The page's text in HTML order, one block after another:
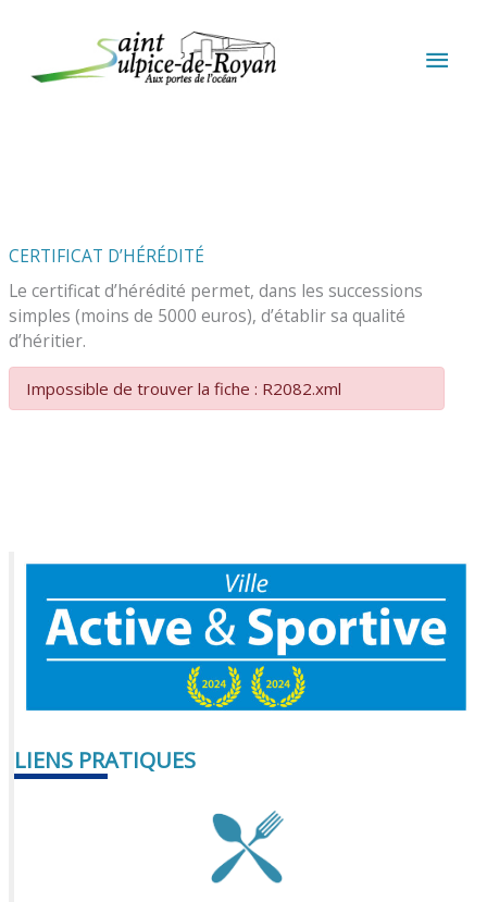
CERTIFICAT D’HÉRÉDITÉ
Le certificat d’hérédité permet, dans les successions
simples (moins de 5000 euros), d’établir sa qualité
d’héritier.
Impossible de trouver la fiche : R2082.xml
LIENS PRATIQUES